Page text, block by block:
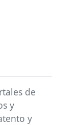
de
y
y